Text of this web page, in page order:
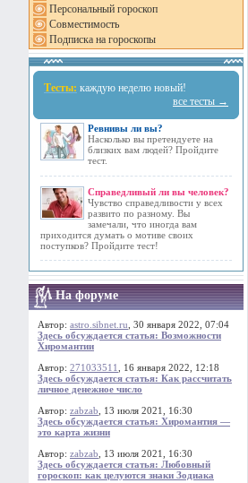
Персональный гороскоп
Совместимость
Подписка на гороскопы
Тесты: каждую неделю новый!
все тесты →
Ревнивы ли вы?
Насколько вы претендуете на
близких вам людей? Пройдите
тест.
Справедливый ли вы человек?
Чувство справедливости у всех
развито по разному. Вы
замечали, что иногда вам
приходится думать о мотиве своих
поступков? Пройдите тест!
На форуме
Автор: astro.sibnet.ru , 30 января 2022, 07:04
Здесь обсуждается статья: Возможности
Хиромантии
Автор: 271033511
, 16 января 2022, 12:18
Здесь обсуждается статья: Как рассчитать
личное денежное число
Автор: zabzab , 13 июля 2021, 16:30
Здесь обсуждается статья: Хиромантия —
это карта жизни
Автор: zabzab , 13 июля 2021, 16:30
Здесь обсуждается статья: Любовный
гороскоп: как целуются знаки Зодиака